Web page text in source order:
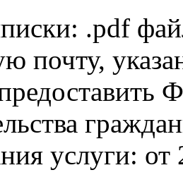
.pdf
почту,
услуги: от